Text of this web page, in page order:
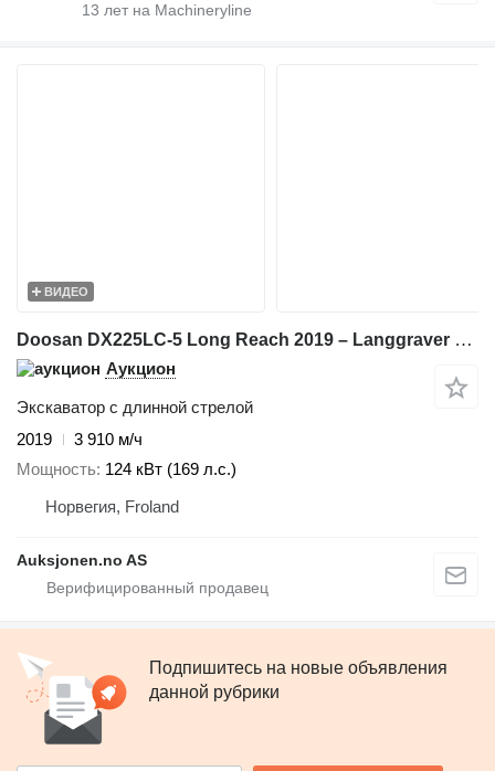
13 лет на Machineryline
ВИДЕО
Doosan DX225LC-5 Long Reach 2019 – Langgraver – Makin 3D – HK-feste – 2
Аукцион
Экскаватор с длинной стрелой
2019
3 910 м/ч
Мощность 124 кВт (169 л.с.)
Норвегия, Froland
Auksjonen.no AS
Подпишитесь на новые объявления
данной рубрики